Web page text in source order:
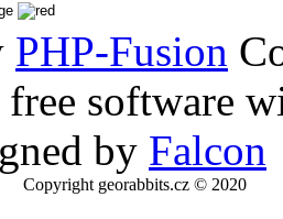
PHP-Fusion
free software
by Falcon
Copyright georabbits.cz © 2020